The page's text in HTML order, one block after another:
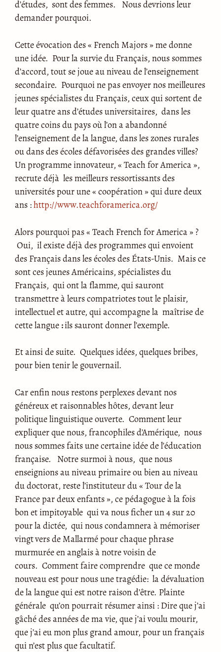
d’études, sont des femmes. Nous devrions leur
demander pourquoi.
Cette évocation des « French Majors » me donne
une idée. Pour la survie du Français, nous sommes
d’accord, tout se joue au niveau de l’enseignement
secondaire. Pourquoi ne pas envoyer nos meilleures
jeunes spécialistes du Français, ceux qui sortent de
leur quatre ans d’études universitaires, dans les
quatre coins du pays où l’on a abandonné
l’enseignement de la langue, dans les zones rurales
ou dans des écoles défavorisées des grandes villes?
Un programme innovateur, « Teach for America »,
recrute déjà les meilleurs ressortissants des
universités pour une « coopération » qui dure deux
ans :http://www.teachforamerica.org/
Alors pourquoi pas « Teach French for America » ?
Oui, il existe déjà des programmes qui envoient
des Français dans les écoles des États-Unis. Mais ce
sont ces jeunes Américains, spécialistes du
Français, qui ont la flamme, qui sauront
transmettre à leurs compatriotes tout le plaisir,
intellectuel et autre, qui accompagne la maîtrise de
cette langue :ils sauront donner l’exemple.
Et ainsi de suite. Quelques idées, quelques bribes,
pour bien tenir le gouvernail.
Car enfin nous restons perplexes devant nos
généreux et raisonnables hôtes, devant leur
politique linguistique ouverte. Comment leur
expliquer que nous, francophiles d’Amérique, nous
nous sommes faits une certaine idée de l’éducation
française. Notre surmoi à nous, que nous
enseignions au niveau primaire ou bien au niveau
du doctorat, reste l’instituteur du « Tour de la
France par deux enfants », ce pédagogue à la fois
bon et impitoyable qui va nous ficher un 4 sur 20
pour la dictée, qui nous condamnera à mémoriser
vingtvers de Mallarmé pour chaque phrase
murmurée en anglais à notre voisin de
cours. Comment faire comprendre que ce monde
nouveau est pour nous une tragédie: la dévaluation
de la langue qui est notre raison d’être. Plainte
générale qu’on pourrait résumer ainsi : Dire que j’ai
gâché des années de ma vie, que j’ai voulu mourir,
que j’ai eu mon plus grand amour, pour un français
qui n’est plus que facultatif.